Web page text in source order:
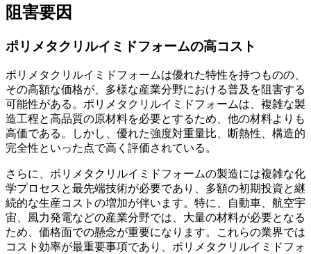
阻害要因
ポリメタクリルイミドフォームの高コスト
ポリメタクリルイミドフォームは優れた特性を持つものの、
その高額な価格が、多様な産業分野における普及を阻害する
可能性がある。ポリメタクリルイミドフォームは、複雑な製
造工程と高品質の原材料を必要とするため、他の材料よりも
高価である。しかし、優れた強度対重量比、断熱性、構造的
完全性といった点で高く評価されている。
さらに、ポリメタクリルイミドフォームの製造には複雑な化
学プロセスと最先端技術が必要であり、多額の初期投資と継
続的な生産コストの増加が伴います。特に、自動車、航空宇
宙、風力発電などの産業分野では、大量の材料が必要となる
ため、価格面での懸念が重要になります。これらの業界では
コスト効率が最重要事項であり、ポリメタクリルイミドフォ